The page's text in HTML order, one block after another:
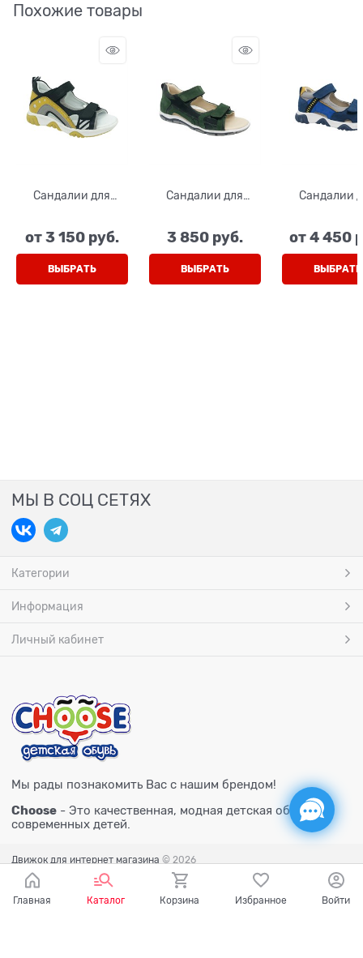
Похожие товары
Сандалии для
липучках
от3 150 руб.
ВЫБРАТЬ
Сандалии для
(камуфляж), на
липучках
3 850 руб.
ВЫБРАТЬ
Сандалии
липучках
от4 450
ВЫБРАТЬ
МЫ В СОЦ СЕТЯХ
Категории
Информация
Личный кабинет
Мы рады познакомить Вас с нашим брендом!
Choose - Это качественная, модная детская обувь для
современных детей.
Движок для интернет магазина © 2026
Главная Каталог Корзина Избранное Войти